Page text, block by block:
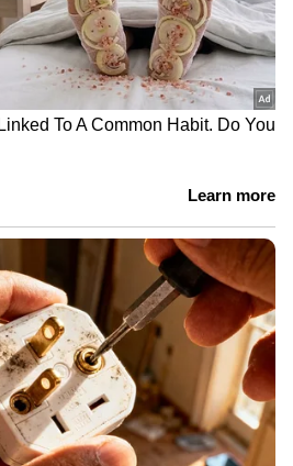
| Crime
പിന്നാലെ
കഴുത്തു